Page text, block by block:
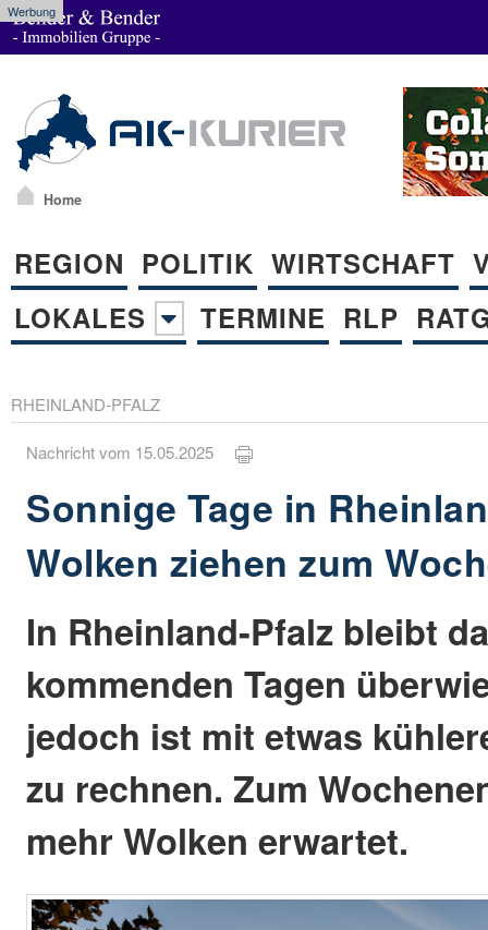
Werbung
Home
REGION POLITIK WIRTSCHAFT
LOKALES
TERMINE RLP
RHEINLAND-PFALZ
Nachricht vom 15.05.2025
Sonnige Tage in
Wolken ziehen zum
In Rheinland-Pfalz bleibt
kommenden Tagen
jedoch ist mit etwas
zu rechnen. Zum
mehr Wolken erwartet.